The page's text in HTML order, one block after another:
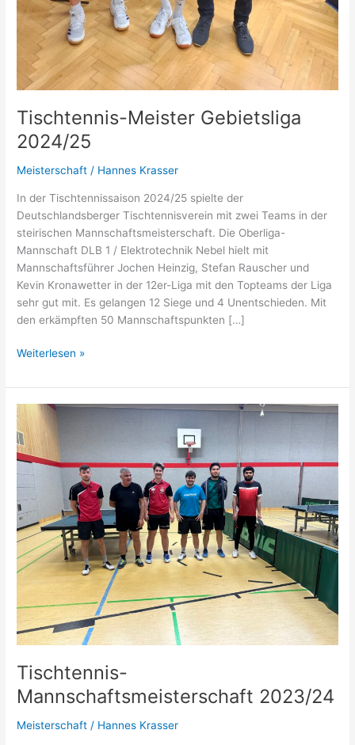
Tischtennis-Meister Gebietsliga
2024/25
Meisterschaft / Hannes Krasser
In der Tischtennissaison 2024/25 spielte der
Deutschlandsberger Tischtennisverein mit zwei Teams in der
steirischen Mannschaftsmeisterschaft. Die Oberliga-
Mannschaft DLB 1 / Elektrotechnik Nebel hielt mit
Mannschaftsführer Jochen Heinzig, Stefan Rauscher und
Kevin Kronawetter in der 12er-Liga mit den Topteams der Liga
sehr gut mit. Es gelangen 12 Siege und 4 Unentschieden. Mit
den erkämpften 50 Mannschaftspunkten […]
Tischtennis-
Gebietsliga
2024/25
Weiterlesen »
Tischtennis-
Mannschaftsmeisterschaft 2023/24
Meisterschaft / Hannes Krasser